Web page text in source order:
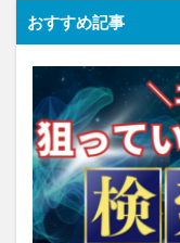
おすすめ記事